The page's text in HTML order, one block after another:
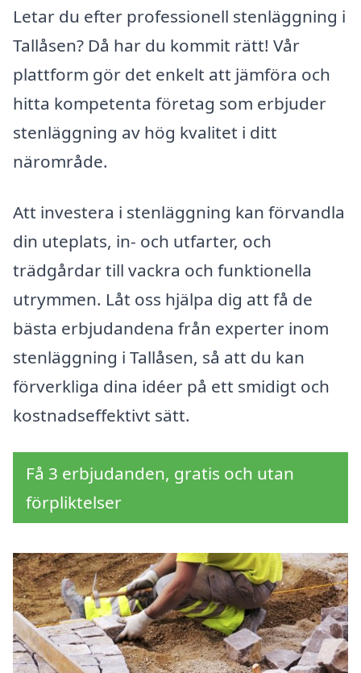
Letar du efter professionell stenläggning i
Tallåsen? Då har du kommit rätt! Vår
plattform gör det enkelt att jämföra och
hitta kompetenta företag som erbjuder
stenläggning av hög kvalitet i ditt
närområde.
Att investera i stenläggning kan förvandla
din uteplats, in- och utfarter, och
trädgårdar till vackra och funktionella
utrymmen. Låt oss hjälpa dig att få de
bästa erbjudandena från experter inom
stenläggning i Tallåsen, så att du kan
förverkliga dina idéer på ett smidigt och
kostnadseffektivt sätt.
Få 3 erbjudanden, gratis och utan
förpliktelser